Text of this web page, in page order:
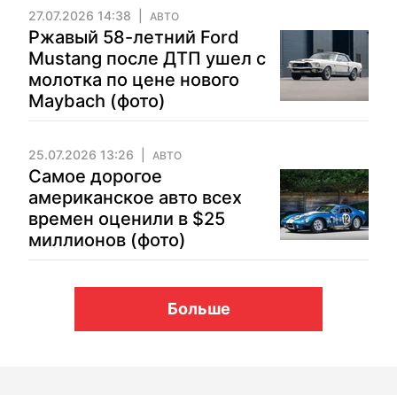
27.07.2026 14:38 АВТО
Ржавый 58-летний Ford
Mustang после ДТП ушел с
молотка по цене нового
Maybach (фото)
25.07.2026 13:26 АВТО
Самое дорогое
американское авто всех
времен оценили в $25
миллионов (фото)
Больше